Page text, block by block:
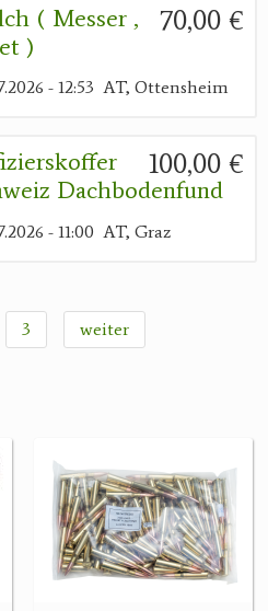
70,00 €
( Messer ,
)
- 12:53 AT, Ottensheim
100,00 €
Dachbodenfund
- 11:00 AT, Graz
3 weiter